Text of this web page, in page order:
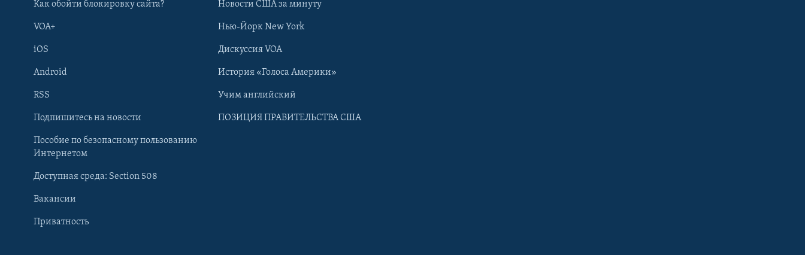
Learning English
Как обойти блокировку сайта?
VOA+
iOS
Android
RSS
Подпишитесь на новости
Пособие по безопасному пользованию
Интернетом
Доступная среда: Section 508
Вакансии
Приватность
Новости США за минуту
Нью-Йорк New York
Дискуссия VOA
История «Голоса Америки»
Учим английский
ПОЗИЦИЯ ПРАВИТЕЛЬСТВА США